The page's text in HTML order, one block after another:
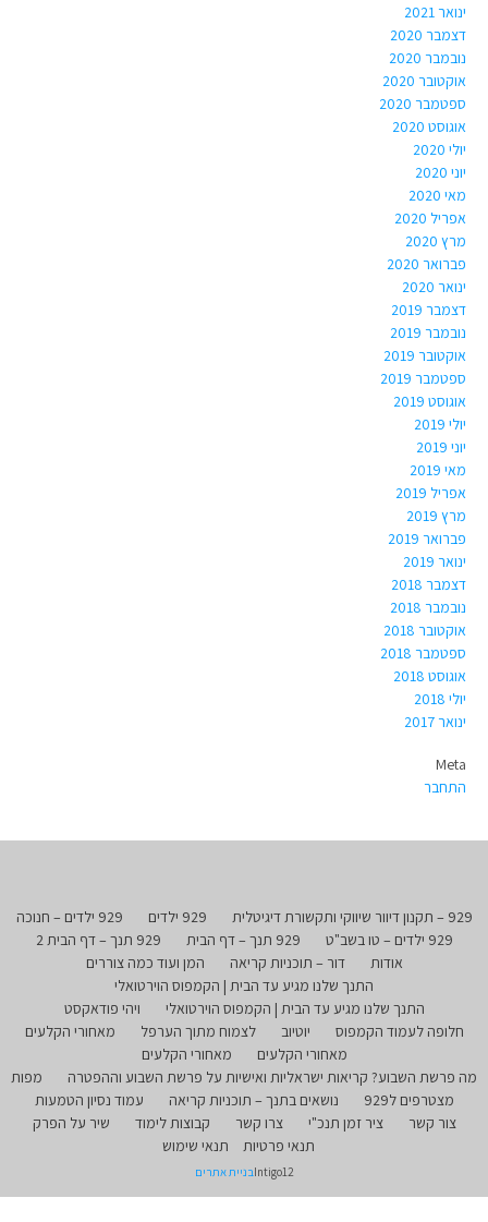
ינואר 2021
דצמבר 2020
נובמבר 2020
אוקטובר 2020
ספטמבר 2020
אוגוסט 2020
יולי 2020
יוני 2020
מאי 2020
אפריל 2020
מרץ 2020
פברואר 2020
ינואר 2020
דצמבר 2019
נובמבר 2019
אוקטובר 2019
ספטמבר 2019
אוגוסט 2019
יולי 2019
יוני 2019
מאי 2019
אפריל 2019
מרץ 2019
פברואר 2019
ינואר 2019
דצמבר 2018
נובמבר 2018
אוקטובר 2018
ספטמבר 2018
אוגוסט 2018
יולי 2018
ינואר 2017
Meta
התחבר
929 – תקנון דיוור שיווקי ותקשורת דיגיטלית 929 ילדים
929 ילדים – חנוכה
929 ילדים – טו בשב"ט
929 תנך – דף הבית
929 תנך – דף הבית 2
אודות
דור – תוכניות קריאה
המן ועוד כמה צוררים
התנך שלנו מגיע עד הבית | הקמפוס הוירטואלי
התנך שלנו מגיע עד הבית | הקמפוס הוירטואלי
ויהי פודאקסט
חלופה לעמוד הקמפוס
יוטיוב לצמוח מתוך הערפל
מאחורי הקלעים
מאחורי הקלעים
מאחורי הקלעים
מה פרשת השבוע? קריאות ישראליות ואישיות על פרשת השבוע וההפטרה
מפות
מצטרפים ל929
נושאים בתנך – תוכניות קריאה
עמוד נסיון הטמעות
צור קשר
ציר זמן תנכ"י צרו קשר קבוצות לימוד
שיר על הפרק
תנאי פרטיות
תנאי שימוש
Intigo12בניית אתרים